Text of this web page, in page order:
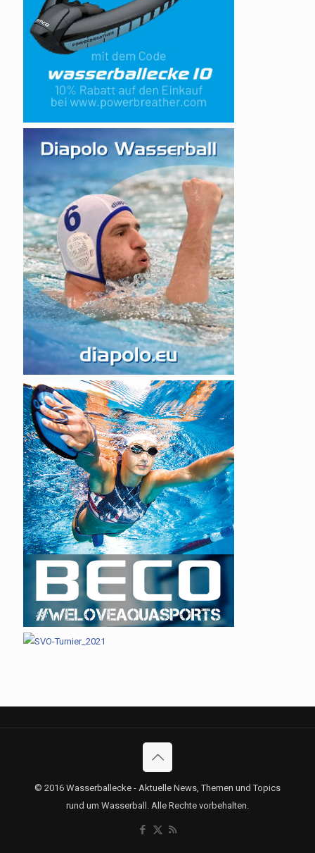
© 2016 Wasserballecke - Aktuelle News, Themen und Topics
rund um Wasserball. Alle Rechte vorbehalten.